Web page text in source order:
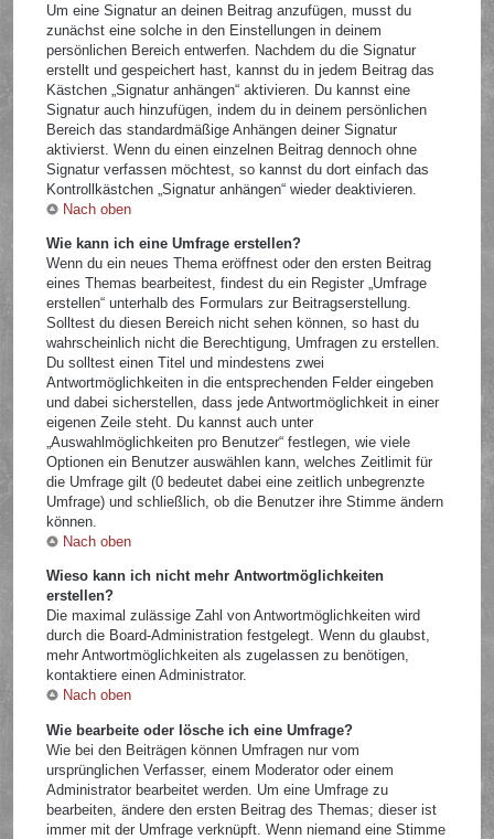
Um eine Signatur an deinen Beitrag anzufügen, musst du
zunächst eine solche in den Einstellungen in deinem
persönlichen Bereich entwerfen. Nachdem du die Signatur
erstellt und gespeichert hast, kannst du in jedem Beitrag das
Kästchen „Signatur anhängen“ aktivieren. Du kannst eine
Signatur auch hinzufügen, indem du in deinem persönlichen
Bereich das standardmäßige Anhängen deiner Signatur
aktivierst. Wenn du einen einzelnen Beitrag dennoch ohne
Signatur verfassen möchtest, so kannst du dort einfach das
Kontrollkästchen „Signatur anhängen“ wieder deaktivieren.
Nach oben
Wie kann ich eine Umfrage erstellen?
Wenn du ein neues Thema eröffnest oder den ersten Beitrag
eines Themas bearbeitest, findest du ein Register „Umfrage
erstellen“ unterhalb des Formulars zur Beitragserstellung.
Solltest du diesen Bereich nicht sehen können, so hast du
wahrscheinlich nicht die Berechtigung, Umfragen zu erstellen.
Du solltest einen Titel und mindestens zwei
Antwortmöglichkeiten in die entsprechenden Felder eingeben
und dabei sicherstellen, dass jede Antwortmöglichkeit in einer
eigenen Zeile steht. Du kannst auch unter
„Auswahlmöglichkeiten pro Benutzer“ festlegen, wie viele
Optionen ein Benutzer auswählen kann, welches Zeitlimit für
die Umfrage gilt (0 bedeutet dabei eine zeitlich unbegrenzte
Umfrage) und schließlich, ob die Benutzer ihre Stimme ändern
können.
Nach oben
Wieso kann ich nicht mehr Antwortmöglichkeiten
erstellen?
Die maximal zulässige Zahl von Antwortmöglichkeiten wird
durch die Board-Administration festgelegt. Wenn du glaubst,
mehr Antwortmöglichkeiten als zugelassen zu benötigen,
kontaktiere einen Administrator.
Nach oben
Wie bearbeite oder lösche ich eine Umfrage?
Wie bei den Beiträgen können Umfragen nur vom
ursprünglichen Verfasser, einem Moderator oder einem
Administrator bearbeitet werden. Um eine Umfrage zu
bearbeiten, ändere den ersten Beitrag des Themas; dieser ist
immer mit der Umfrage verknüpft. Wenn niemand eine Stimme